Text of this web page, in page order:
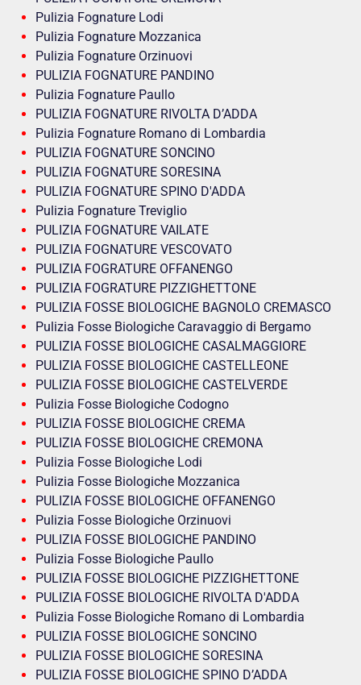
Pulizia Fognature Lodi
Pulizia Fognature Mozzanica
Pulizia Fognature Orzinuovi
PULIZIA FOGNATURE PANDINO
Pulizia Fognature Paullo
PULIZIA FOGNATURE RIVOLTA D’ADDA
Pulizia Fognature Romano di Lombardia
PULIZIA FOGNATURE SONCINO
PULIZIA FOGNATURE SORESINA
PULIZIA FOGNATURE SPINO D'ADDA
Pulizia Fognature Treviglio
PULIZIA FOGNATURE VAILATE
PULIZIA FOGNATURE VESCOVATO
PULIZIA FOGRATURE OFFANENGO
PULIZIA FOGRATURE PIZZIGHETTONE
PULIZIA FOSSE BIOLOGICHE BAGNOLO CREMASCO
Pulizia Fosse Biologiche Caravaggio di Bergamo
PULIZIA FOSSE BIOLOGICHE CASALMAGGIORE
PULIZIA FOSSE BIOLOGICHE CASTELLEONE
PULIZIA FOSSE BIOLOGICHE CASTELVERDE
Pulizia Fosse Biologiche Codogno
PULIZIA FOSSE BIOLOGICHE CREMA
PULIZIA FOSSE BIOLOGICHE CREMONA
Pulizia Fosse Biologiche Lodi
Pulizia Fosse Biologiche Mozzanica
PULIZIA FOSSE BIOLOGICHE OFFANENGO
Pulizia Fosse Biologiche Orzinuovi
PULIZIA FOSSE BIOLOGICHE PANDINO
Pulizia Fosse Biologiche Paullo
PULIZIA FOSSE BIOLOGICHE PIZZIGHETTONE
PULIZIA FOSSE BIOLOGICHE RIVOLTA D'ADDA
Pulizia Fosse Biologiche Romano di Lombardia
PULIZIA FOSSE BIOLOGICHE SONCINO
PULIZIA FOSSE BIOLOGICHE SORESINA
PULIZIA FOSSE BIOLOGICHE SPINO D’ADDA